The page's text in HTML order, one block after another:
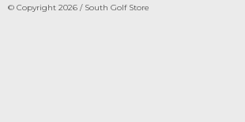
© Copyright 2026 / South Golf Store